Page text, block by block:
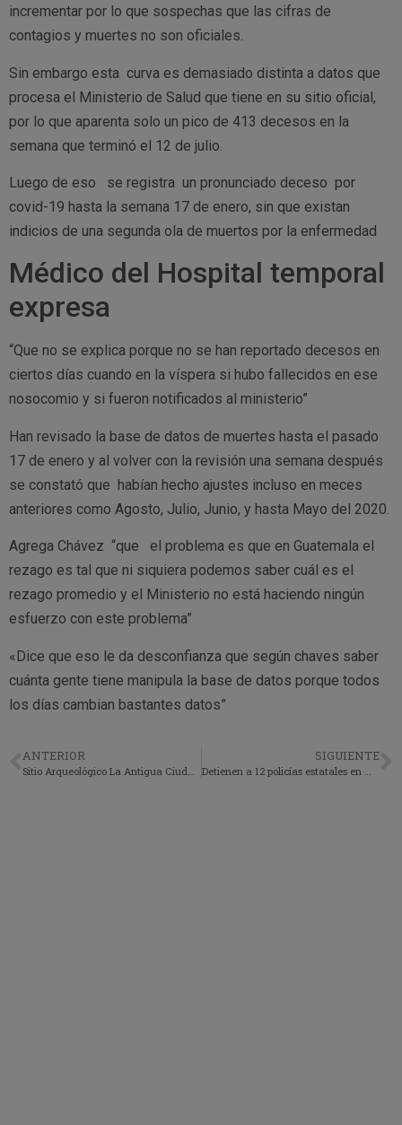
incrementar por lo que sospechas que las cifras de
contagios y muertes no son oficiales.
Sin embargo esta curva es demasiado distinta a datos que
procesa el Ministerio de Salud que tiene en su sitio oficial,
por lo que aparenta solo un pico de 413 decesos en la
semana que terminó el 12 de julio.
Luego de eso se registra un pronunciado deceso por
covid-19 hasta la semana 17 de enero, sin que existan
indicios de una segunda ola de muertos por la enfermedad
Médico del Hospital temporal
expresa
“Que no se explica porque no se han reportado decesos en
ciertos días cuando en la víspera si hubo fallecidos en ese
nosocomio y si fueron notificados al ministerio”
Han revisado la base de datos de muertes hasta el pasado
17 de enero y al volver con la revisión una semana después
se constató que habían hecho ajustes incluso en meces
anteriores como Agosto, Julio, Junio, y hasta Mayo del 2020.
Agrega Chávez “que el problema es que en Guatemala el
rezago es tal que ni siquiera podemos saber cuál es el
rezago promedio y el Ministerio no está haciendo ningún
esfuerzo con este problema”
«Dice que eso le da desconfianza que según chaves saber
cuánta gente tiene manipula la base de datos porque todos
los días cambian bastantes datos”
ANTERIOR SIGUIENTE